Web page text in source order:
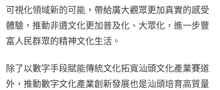
可視化領域新的可能，帶給廣大觀眾更加真實的感受
體驗，推動非遺文化更加普及化、大眾化，進一步豐
富人民群眾的精神文化生活。
除了以數字手段賦能傳統文化拓寬汕頭文化產業賽道
外，推動數字文化產業創新發展也是汕頭培育高質量